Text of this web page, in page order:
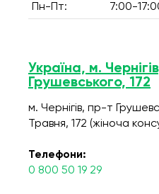
Пн-Пт: 7:00-
Україна, м.
Грушевського, 172
м. Чернігів, пр-т
Травня, 172 (жіноча
Телефони:
0 800 50 19 29